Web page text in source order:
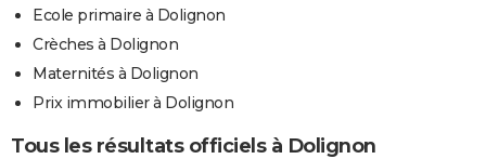
Ecole primaire à Dolignon
Crèches à Dolignon
Maternités à Dolignon
Prix immobilier à Dolignon
Tous les résultats officiels à Dolignon